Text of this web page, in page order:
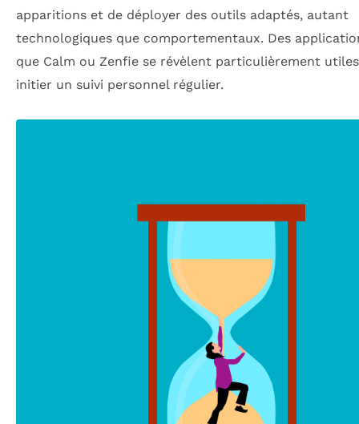
apparitions et de déployer des outils adaptés, autant
technologiques que comportementaux. Des
que Calm ou Zenfie se révèlent particulièrement
initier un suivi personnel régulier.